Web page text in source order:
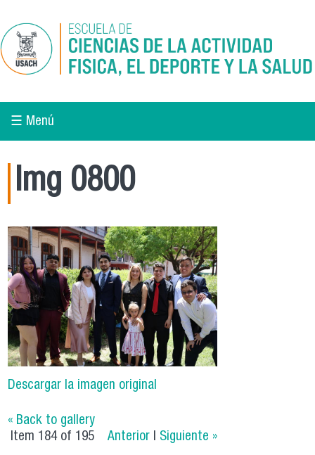
☰ Menú
Img 0800
Descargar la imagen original
« Back to gallery
Item 184 of 195
Anterior Siguiente »